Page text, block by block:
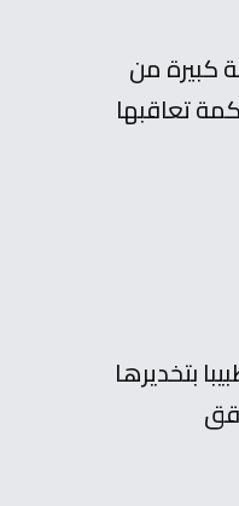
كبيرة من
تعاقبها
بتخديرها